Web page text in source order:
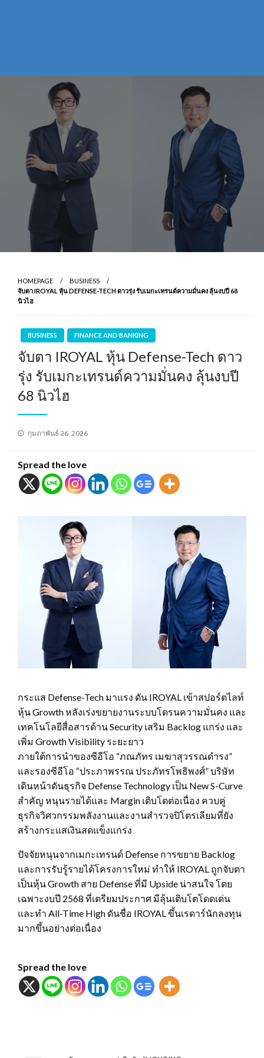
HOMEPAGE
BUSINESS
จับตา IROYAL หุ้น DEFENSE-TECH ดาวรุ่ง รับเมกะเทรนด์ความมั่นคง ลุ้นงบปี 68
นิวไฮ
BUSINESS FINANCE AND BANKING
จับตา IROYAL หุ้น Defense-Tech ดาว
รุ่ง รับเมกะเทรนด์ความมั่นคง ลุ้นงบปี
68 นิวไฮ
Posted
กุมภาพันธ์ 26, 2026
Spread the love
กระแส Defense-Tech มาแรง ดัน IROYAL เข้าสปอร์ตไลท์
หุ้น Growth หลังเร่งขยายงานระบบโดรนความมั่นคง และ
เทคโนโลยีสื่อสารด้าน Security เสริม Backlog แกร่ง และ
เพิ่ม Growth Visibility ระยะยาว
ภายใต้การนำของซีอีโอ “ภณภัทร เมฆาสุวรรณดำรง”
และรองซีอีโอ “ประภาพรรณ ประภัทรโพธิพงศ์” บริษัท
เดินหน้าดันธุรกิจ Defense Technology เป็น New S-Curve
สำคัญ หนุนรายได้และ Margin เติบโตต่อเนื่อง ควบคู่
ธุรกิจวิศวกรรมพลังงานและงานสำรวจปิโตรเลียมที่ยัง
สร้างกระแสเงินสดแข็งแกร่ง
ปัจจัยหนุนจากเมกะเทรนด์ Defense การขยาย Backlog
และการรับรู้รายได้โครงการใหม่ ทำให้ IROYAL ถูกจับตา
เป็นหุ้น Growth สาย Defense ที่มี Upside น่าสนใจ โดย
เฉพาะงบปี 2568 ที่เตรียมประกาศ มีลุ้นเติบโตโดดเด่น
และทำ All-Time High ดันชื่อ IROYAL ขึ้นเรดาร์นักลงทุน
มากขึ้นอย่างต่อเนื่อง
Spread the love